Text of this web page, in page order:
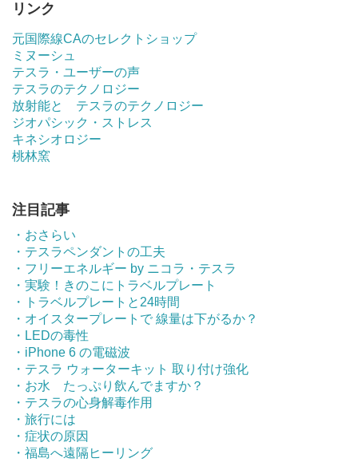
リンク
元国際線CAのセレクトショップ
ミヌーシュ
テスラ・ユーザーの声
テスラのテクノロジー
放射能と テスラのテクノロジー
ジオパシック・ストレス
キネシオロジー
桃林窯
注目記事
・おさらい
・テスラペンダントの工夫
・フリーエネルギー by ニコラ・テスラ
・実験！きのこにトラベルプレート
・トラベルプレートと24時間
・オイスタープレートで 線量は下がるか？
・LEDの毒性
・iPhone 6 の電磁波
・テスラ ウォーターキット 取り付け強化
・お水 たっぷり飲んでますか？
・テスラの心身解毒作用
・旅行には
・症状の原因
・福島へ遠隔ヒーリング